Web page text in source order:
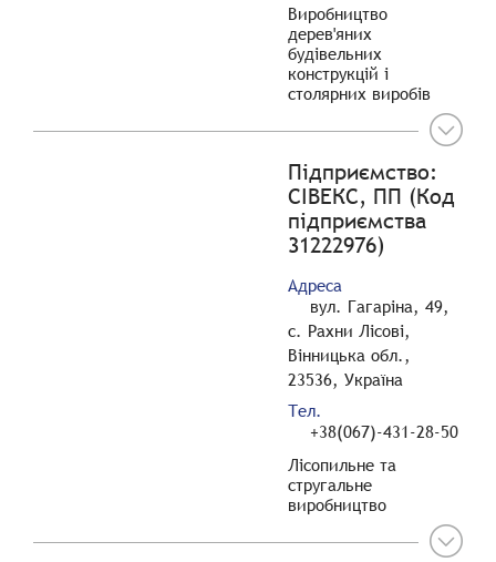
Виробництво
дерев'яних
будівельних
конструкцій і
столярних виробів
Підприємство:
СІВЕКС, ПП (Код
підприємства
31222976)
Адреса
вул. Гагаріна, 49,
с. Рахни Лісові,
Вінницька обл.,
23536, Україна
Тел.
+38(067)-431-28-50
Лісопильне та
стругальне
виробництво